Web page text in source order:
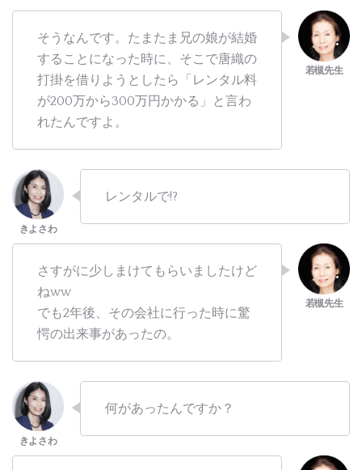
そうなんです。たまたま兄の娘が結婚
することになった時に、そこで唐織の
打掛を借りようとしたら「レンタル料
が200万から300万円かかる」と言わ
れたんですよ。
レンタルで!?
さすがに少しまけてもらいましたけど
ねww
でも2年後、その会社に行った時に驚
愕の出来事があったの。
何があったんですか？